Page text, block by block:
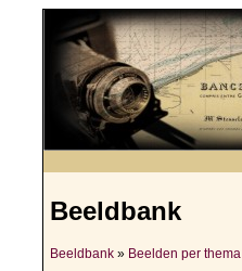
Beeldbank
Beeldbank » Beelden per thema